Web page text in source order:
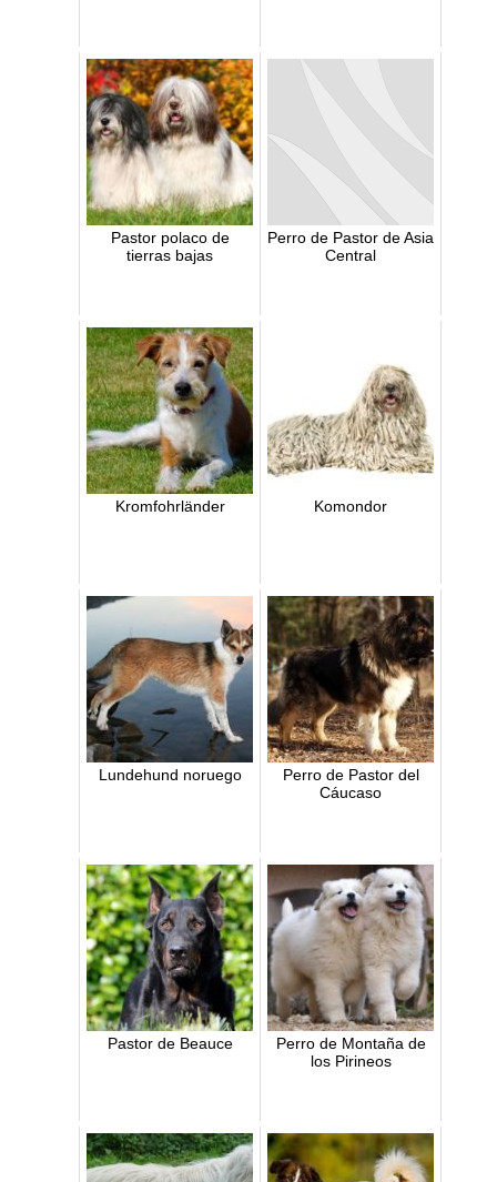
Pastor polaco de
tierras bajas
Perro de Pastor de Asia
Central
Kromfohrländer Komondor
Lundehund noruego
Perro de Pastor del
Cáucaso
Pastor de Beauce
Perro de Montaña de
los Pirineos